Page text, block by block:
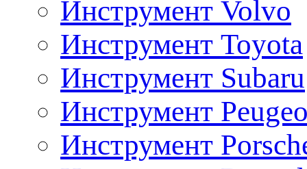
Инструмент Volvo
Инструмент Toyota
Инструмент Subaru
Инструмент
Инструмент